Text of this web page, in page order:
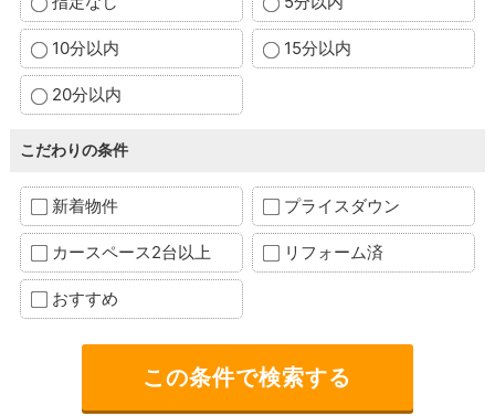
10分以内 15分以内
20分以内
こだわりの条件
新着物件 プライスダウン
カースペース2台以上 リフォーム済
おすすめ